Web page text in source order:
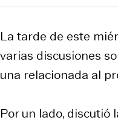
La tarde de este
varias discusiones
una relacionada al
Por un lado, discutió